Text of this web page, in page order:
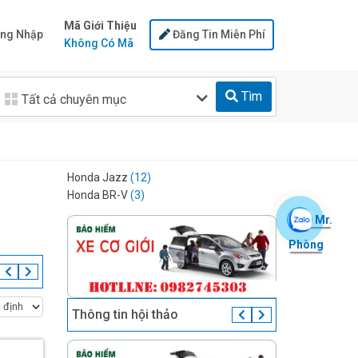
Nhập
Mã Giới Thiệu
Không Có Mã
Đăng Tin Miễn Phí
Tất cả chuyên mục Tìm
Honda Jazz (12)
Honda BR-V(3)
Thông tin hội thảo
Mr.
Phòng